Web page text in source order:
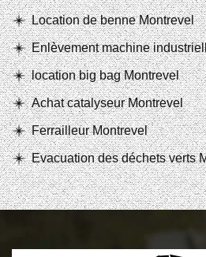
Location de benne Montrevel
Enlèvement machine
location big bag Montrevel
Achat catalyseur Montrevel
Ferrailleur Montrevel
Evacuation des déchets verts